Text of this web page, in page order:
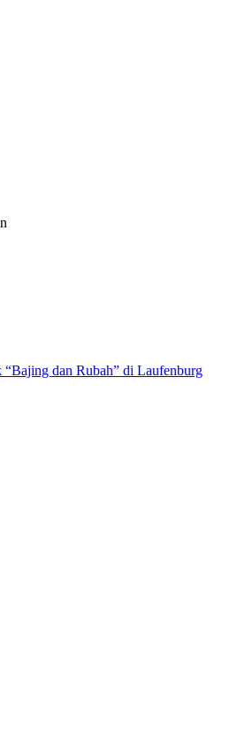
“Bajing dan Rubah” di Laufenburg